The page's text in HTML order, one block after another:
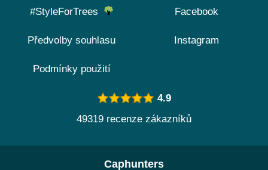
#StyleForTrees
Předvolby souhlasu
Podmínky použití
Facebook
Instagram
4.9
49319 recenze zákazníků
Caphunters